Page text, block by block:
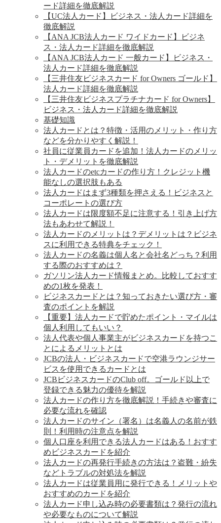
ード詳細を徹底解説
【UC法人カード】ビジネス・法人カード詳細を
徹底解説
【ANA JCB法人カード ワイドカード】ビジネ
ス・法人カード詳細を徹底解説
【ANA JCB法人カード 一般カード】ビジネス・
法人カード詳細を徹底解説
【三井住友ビジネスカード for Owners ゴールド】
法人カード詳細を徹底解説
【三井住友ビジネスプラチナカード for Owners】
ビジネス・法人カード詳細を徹底解説
基礎知識
法人カードとは？特徴・活用のメリット・作り方
などを分かりやすく解説！
社員に従業員カードを追加！法人カードのメリッ
ト・デメリットを徹底解説
法人カードのetcカードの作り方！クレジット機
能なしの選択肢もある
法人カードはまず3種類を押さえる！ビジネスと
コーポレートの選び方
法人カードは限度額不足に注意する！引き上げ方
法もあわせて解説！
法人カードのメリットは？デメリットは？ビジネ
スに利用できる特典をチェック！
法人カードの名義は個人名と会社名どっち？利用
する際のおすすめは？
ガソリン法人カード情報まとめ。比較しておすす
めの1枚を発表！
ビジネスカードとは？知っておきたい選び方・審
査のポイントを解説
【重要】法人カードで貯めたポイント・マイルは
個人利用してもいい？
法人代表や個人事業主がビジネスカードを持つこ
とによるメリットとは
JCBの法人・ビジネスカードで空港ラウンジサー
ビスを使用できるカードとは
JCBビジネスカードのClub off。ゴールド以上で
登録できる魅力の優待を解説
法人カードの作り方を徹底解説！手続きや審査に
必要な流れを確認
法人カードのサイン（署名）は名義人の名前が鉄
則！利用時の注意点を解説
個人口座を利用できる法人カードはある！おすす
めビジネスカードを紹介
法人カードの再発行手続きの方法は？盗難・紛失
などトラブルの対処法を解説
法人カードは従業員用に発行できる！メリットや
おすすめのカードを紹介
法人カード申し込み時の必要書類は？発行の流れ
や必要なものについて解説